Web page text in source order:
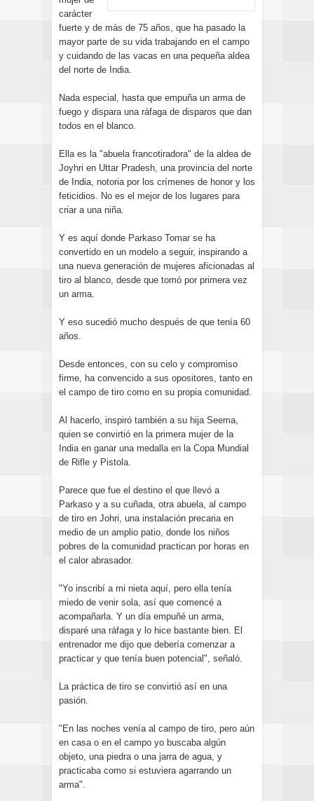
carácter
fuerte y de más de 75 años, que ha pasado la
mayor parte de su vida trabajando en el campo
y cuidando de las vacas en una pequeña aldea
del norte de India.
Nada especial, hasta que empuña un arma de
fuego y dispara una ráfaga de disparos que dan
todos en el blanco.
Ella es la "abuela francotiradora" de la aldea de
Joyhri en Uttar Pradesh, una provincia del norte
de India, notoria por los crímenes de honor y los
feticidios. No es el mejor de los lugares para
criar a una niña.
Y es aquí donde Parkaso Tomar se ha
convertido en un modelo a seguir, inspirando a
una nueva generación de mujeres aficionadas al
tiro al blanco, desde que tomó por primera vez
un arma.
Y eso sucedió mucho después de que tenía 60
años.
Desde entonces, con su celo y compromiso
firme, ha convencido a sus opositores, tanto en
el campo de tiro como en su propia comunidad.
Al hacerlo, inspiró también a su hija Seema,
quien se convirtió en la primera mujer de la
India en ganar una medalla en la Copa Mundial
de Rifle y Pistola.
Parece que fue el destino el que llevó a
Parkaso y a su cuñada, otra abuela, al campo
de tiro en Johri, una instalación precaria en
medio de un amplio patio, donde los niños
pobres de la comunidad practican por horas en
el calor abrasador.
"Yo inscribí a mi nieta aquí, pero ella tenía
miedo de venir sola, así que comencé a
acompañarla. Y un día empuñé un arma,
disparé una ráfaga y lo hice bastante bien. El
entrenador me dijo que debería comenzar a
practicar y que tenía buen potencial", señaló.
La práctica de tiro se convirtió así en una
pasión.
"En las noches venía al campo de tiro, pero aún
en casa o en el campo yo buscaba algún
objeto, una piedra o una jarra de agua, y
practicaba como si estuviera agarrando un
arma".